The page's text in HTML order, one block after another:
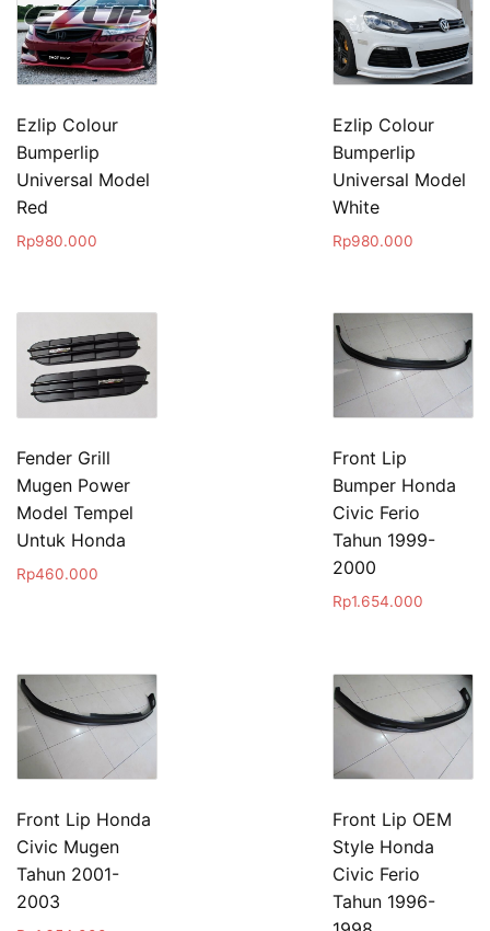
Ezlip Colour
Bumperlip
Universal Model
Red
Rp980.000
Ezlip Colour
Bumperlip
Universal Model
White
Rp980.000
Fender Grill
Mugen Power
Model Tempel
Untuk Honda
Rp460.000
Front Lip
Bumper Honda
Civic Ferio
Tahun 1999-
2000
Rp1.654.000
Front Lip Honda
Civic Mugen
Tahun 2001-
2003
Front Lip OEM
Style Honda
Civic Ferio
Tahun 1996-